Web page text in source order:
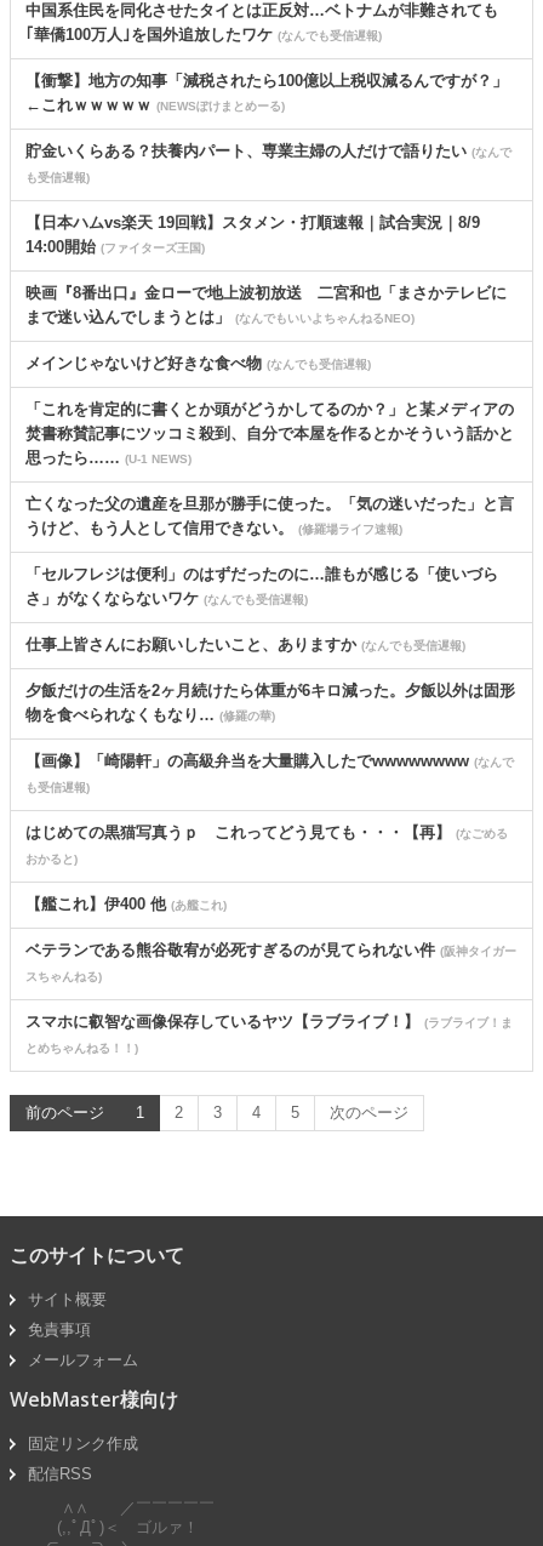
中国系住民を同化させたタイとは正反対…ベトナムが非難されても
｢華僑100万人｣を国外追放したワケ (なんでも受信遅報)
【衝撃】地方の知事「減税されたら100億以上税収減るんですが？」
←これｗｗｗｗｗ (NEWSぽけまとめーる)
貯金いくらある？扶養内パート、専業主婦の人だけで語りたい (なんで
も受信遅報)
【日本ハムvs楽天 19回戦】スタメン・打順速報｜試合実況｜8/9
14:00開始 (ファイターズ王国)
映画『8番出口』金ローで地上波初放送 二宮和也「まさかテレビに
まで迷い込んでしまうとは」
(なんでもいいよちゃんねるNEO)
メインじゃないけど好きな食べ物 (なんでも受信遅報)
「これを肯定的に書くとか頭がどうかしてるのか？」と某メディアの
焚書称賛記事にツッコミ殺到、自分で本屋を作るとかそういう話かと
思ったら…… (U-1 NEWS)
亡くなった父の遺産を旦那が勝手に使った。「気の迷いだった」と言
うけど、もう人として信用できない。
(修羅場ライフ速報)
「セルフレジは便利」のはずだったのに…誰もが感じる「使いづら
さ」がなくならないワケ (なんでも受信遅報)
仕事上皆さんにお願いしたいこと、ありますか (なんでも受信遅報)
夕飯だけの生活を2ヶ月続けたら体重が6キロ減った。夕飯以外は固形
物を食べられなくもなり… (修羅の華)
【画像】「崎陽軒」の高級弁当を大量購入したでwwwwwwww (なんで
も受信遅報)
はじめての黒猫写真うｐ これってどう見ても・・・【再】
(なごめる
おかると)
【艦これ】伊400 他 (あ艦これ)
ベテランである熊谷敬宥が必死すぎるのが見てられない件 (阪神タイガー
スちゃんねる)
スマホに叡智な画像保存しているヤツ【ラブライブ！】
(ラブライブ！ま
とめちゃんねる！！)
前のページ 1 2 3 4 5 次のページ
このサイトについて
サイト概要
免責事項
メールフォーム
WebMaster様向け
固定リンク作成
配信RSS
∧∧ ／￣￣￣￣￣
(,,ﾟДﾟ)＜ ゴルァ！